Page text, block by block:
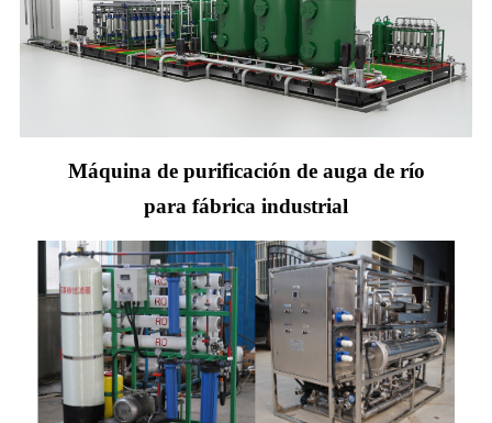
Máquina de purificación de auga de río
para fábrica industrial